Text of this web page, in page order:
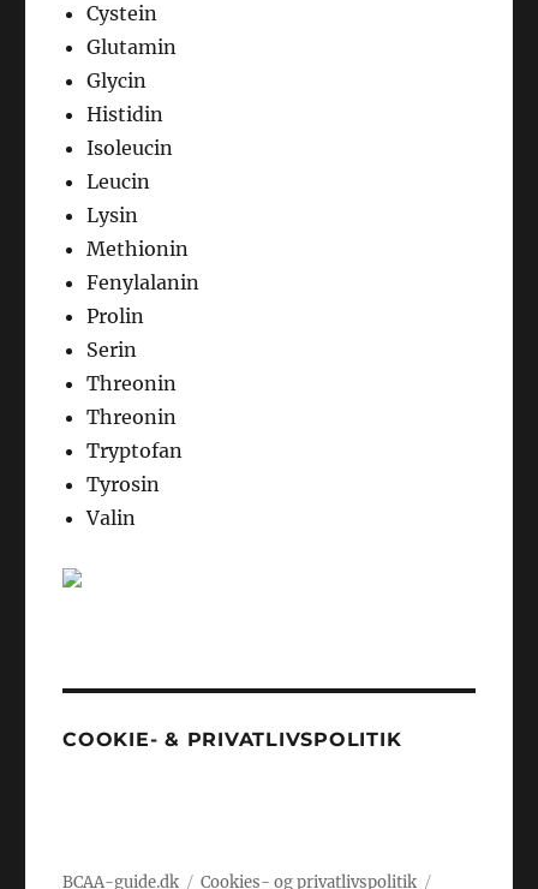
Cystein
Glutamin
Glycin
Histidin
Isoleucin
Leucin
Lysin
Methionin
Fenylalanin
Prolin
Serin
Threonin
Threonin
Tryptofan
Tyrosin
Valin
COOKIE- & PRIVATLIVSPOLITIK
BCAA-guide.dk Cookies- og privatlivspolitik